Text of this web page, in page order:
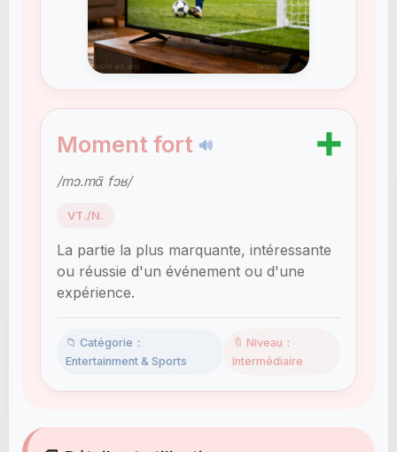
Moment fort 🔊 ➕
/mɔ.mɑ̃ fɔʁ/
VT./N.
La partie la plus marquante, intéressante
ou réussie d'un événement ou d'une
expérience.
📁 Catégorie：
Entertainment & Sports
🔖 Niveau：
Intermédiaire